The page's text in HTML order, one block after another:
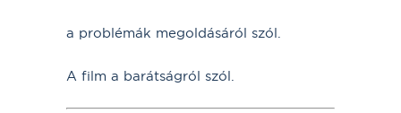
a problémák megoldásáról szól.
A film a barátságról szól.